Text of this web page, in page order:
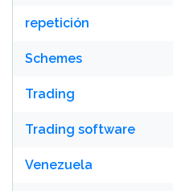
repetición
Schemes
Trading
Trading software
Venezuela